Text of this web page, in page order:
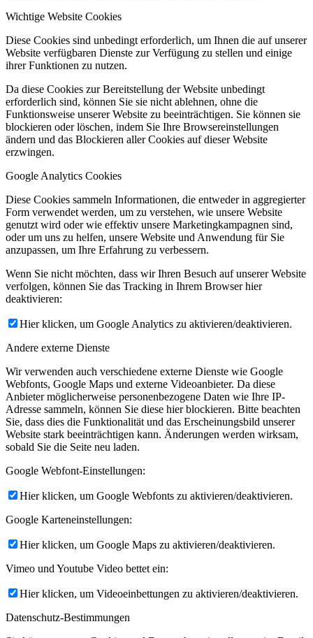
Wichtige Website Cookies
Diese Cookies sind unbedingt erforderlich, um Ihnen die auf unserer
Website verfügbaren Dienste zur Verfügung zu stellen und einige
ihrer Funktionen zu nutzen.
Da diese Cookies zur Bereitstellung der Website unbedingt
erforderlich sind, können Sie sie nicht ablehnen, ohne die
Funktionsweise unserer Website zu beeinträchtigen. Sie können sie
blockieren oder löschen, indem Sie Ihre Browsereinstellungen
ändern und das Blockieren aller Cookies auf dieser Website
erzwingen.
Google Analytics Cookies
Diese Cookies sammeln Informationen, die entweder in aggregierter
Form verwendet werden, um zu verstehen, wie unsere Website
genutzt wird oder wie effektiv unsere Marketingkampagnen sind,
oder um uns zu helfen, unsere Website und Anwendung für Sie
anzupassen, um Ihre Erfahrung zu verbessern.
Wenn Sie nicht möchten, dass wir Ihren Besuch auf unserer Website
verfolgen, können Sie das Tracking in Ihrem Browser hier
deaktivieren:
Hier klicken, um Google Analytics zu aktivieren/deaktivieren.
Andere externe Dienste
Wir verwenden auch verschiedene externe Dienste wie Google
Webfonts, Google Maps und externe Videoanbieter. Da diese
Anbieter möglicherweise personenbezogene Daten wie Ihre IP-
Adresse sammeln, können Sie diese hier blockieren. Bitte beachten
Sie, dass dies die Funktionalität und das Erscheinungsbild unserer
Website stark beeinträchtigen kann. Änderungen werden wirksam,
sobald Sie die Seite neu laden.
Google Webfont-Einstellungen:
Hier klicken, um Google Webfonts zu aktivieren/deaktivieren.
Google Karteneinstellungen:
Hier klicken, um Google Maps zu aktivieren/deaktivieren.
Vimeo und Youtube Video bettet ein:
Hier klicken, um Videoeinbettungen zu aktivieren/deaktivieren.
Datenschutz-Bestimmungen